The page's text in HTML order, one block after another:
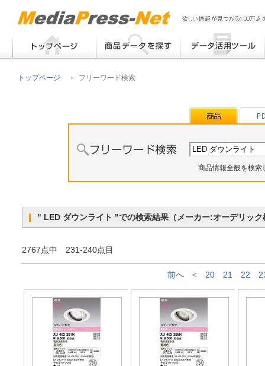
メーカー別検索
トップページ フリーワード検索
商品情報全般を検索
" LED ダウンライト "での検索結果（メーカー:オーデリ
2767点中 231-240点目
前へ < 20 21 22